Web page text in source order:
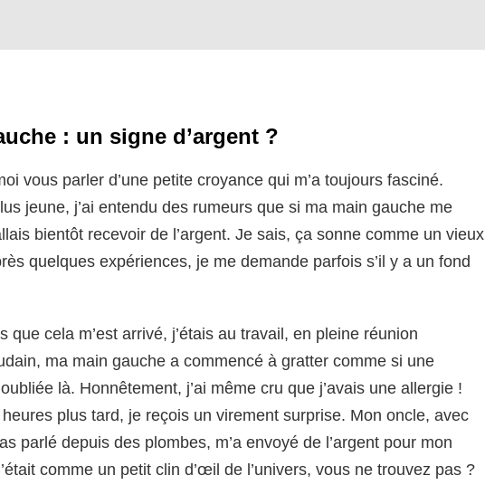
: un signe d’argent ?
vous parler d’une petite croyance qui m’a toujours fasciné.
jeune, j’ai entendu des rumeurs que si ma main gauche me
bientôt recevoir de l’argent. Je sais, ça sonne comme un vieux
quelques expériences, je me demande parfois s’il y a un fond
que cela m’est arrivé, j’étais au travail, en pleine réunion
ma main gauche a commencé à gratter comme si une
là. Honnêtement, j’ai même cru que j’avais une allergie !
plus tard, je reçois un virement surprise. Mon oncle, avec
parlé depuis des plombes, m’a envoyé de l’argent pour mon
comme un petit clin d’œil de l’univers, vous ne trouvez pas ?